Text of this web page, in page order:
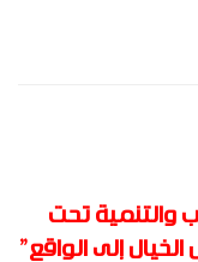
والتنمية تحت
الخيال إلى الواقع”